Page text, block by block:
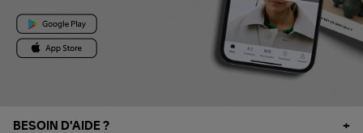
BESOIN D'AIDE ?